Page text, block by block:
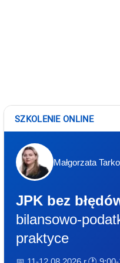
SZKOLENIE ONLINE
Małgorzata
JPK bez
bilansowo-
praktyce